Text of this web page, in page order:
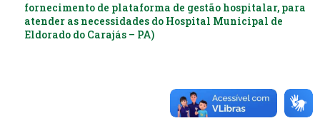
fornecimento de plataforma de gestão hospitalar, para
atender as necessidades do Hospital Municipal de
Eldorado do Carajás – PA)